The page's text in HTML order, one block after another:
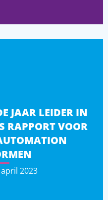
JAAR LEIDER IN
RAPPORT VOOR
2023